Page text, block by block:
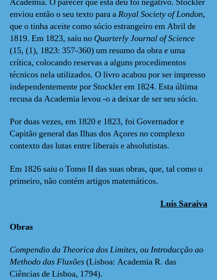
enviou então o seu texto para aRoyal Society of London,
que o tinha aceite como sócio estrangeiro em Abril de
1819. Em 1823, saiu no Quarterly Journal of Science
(15, (1), 1823: 357-360) um resumo da obra e uma
crítica, colocando reservas a alguns procedimentos
técnicos nela utilizados. O livro acabou por ser impresso
independentemente por Stockler em 1824. Esta última
recusa da Academia levou -o a deixar de ser seu sócio.
Por duas vezes, em 1820 e 1823, foi Governador e
Capitão general das Ilhas dos Açores no complexo
contexto das lutas entre liberais e absolutistas.
Em 1826 saiu o Tomo II das suas obras, que, tal como o
primeiro, não contém artigos matemáticos.
Luís Saraiva
Obras
Compendio da Theorica dos Limites, ou Introducção ao
Methodo das Fluxões(Lisboa: Academia R. das
Ciências de Lisboa, 1794).